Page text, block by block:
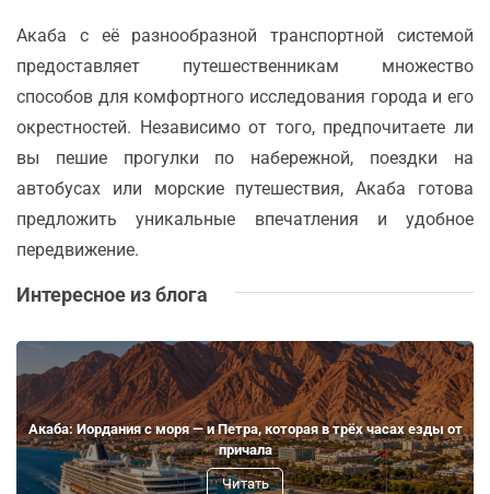
Акаба с её разнообразной транспортной системой
предоставляет путешественникам множество
способов для комфортного исследования города и его
окрестностей. Независимо от того, предпочитаете ли
вы пешие прогулки по набережной, поездки на
автобусах или морские путешествия, Акаба готова
предложить уникальные впечатления и удобное
передвижение.
Интересное из блога
Акаба: Иордания с моря — и Петра, которая в трёх часах езды от
причала
Читать